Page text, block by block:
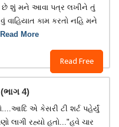
Read Free
છે શું મને આવા પત્ર લખીને તું
કામ કરતો નહિ મને
More
4)
એ કેસરી ટી શર્ટ પહેર્યું
લાગી રહ્યો હતો..."હવે ચાર